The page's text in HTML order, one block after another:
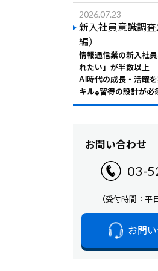
2026.07.23
新入社員意識調
編）
情報通信業の新入社
れたい」が半数以上
AI時代の成長・活躍
キル®習得の設計が必
お問い合わせ
03-
（受付時間：平
お問